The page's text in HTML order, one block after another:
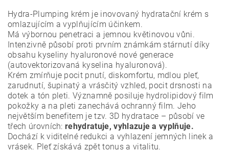
Hydra-Plumping krém je inovovaný hydratační krém s
omlazujícím a vyplňujícím účinkem.
Má výbornou penetraci a jemnou květinovou vůni.
Intenzivně působí proti prvním známkám stárnutí díky
obsahu kyseliny hyaluronové nové generace
(autovektorizovaná kyselina hyaluronová).
Krém zmírňuje pocit pnutí, diskomfortu, mdlou pleť,
zarudnutí, šupinatý a vrásčitý vzhled, pocit drsnosti na
dotek a tón pleti. Významně posiluje hydrolipidový film
pokožky a na pletizanechává ochranný film. Jeho
největším benefitem je tzv. 3D hydratace – působí ve
třech úrovních:rehydratuje, vyhlazuje a vyplňuje.
Dochází k viditelné redukci a vyhlazení jemných linek a
vrásek. Pleť získává zpět tonus a vitalitu.